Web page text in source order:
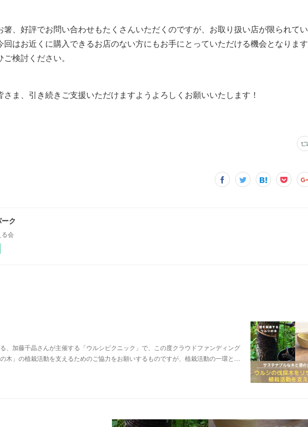
箸、好評でお問い合わせもたくさんいただくのですが、お取り扱い店が限られてい
回はお近くに購入できるお店のない方にもお手にとっていただける機会となります
検討ください。
さま、引き続きご支援いただけますようよろしくお願いいたします！
ク
る会
、加藤千晶さんが主催する「ウルシピクニック」で、この度クラウドファンディング
木」の植栽活動を支えるためのご協力をお願いするものですが、植栽活動の一環と…